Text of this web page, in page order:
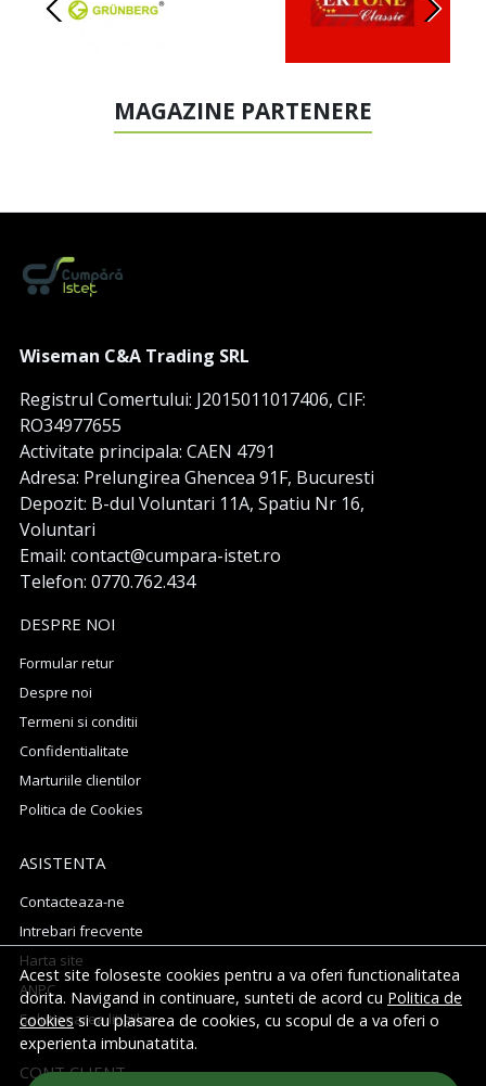
Acest site foloseste cookies pentru a va oferi functionalitatea
dorita. Navigand in continuare, sunteti de acord cu Politica de
cookiessi cu plasarea de cookies, cu scopul de a va oferi o
experienta imbunatatita.
MAGAZINE PARTENERE
Wiseman C&A Trading SRL
Registrul Comertului: J2015011017406, CIF:
RO34977655
Activitate principala: CAEN 4791
Adresa: Prelungirea Ghencea 91F, Bucuresti
Depozit: B-dul Voluntari 11A, Spatiu Nr 16,
Voluntari
Email: contact@cumpara-istet.ro
Telefon: 0770.762.434
DESPRE NOI
Formular retur
Despre noi
Termeni si conditii
Confidentialitate
Marturiile clientilor
Politica de Cookies
ASISTENTA
Contacteaza-ne
Intrebari frecvente
Harta site
ANPC
Solutionarea litigiilor
CONT CLIENT